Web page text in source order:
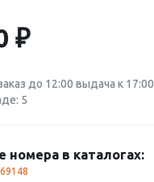
₽
до 12:00 выдача к 17:00
5
номера в каталогах: